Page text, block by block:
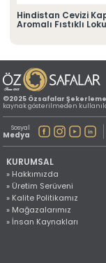
Hindistan Cevizi
Aromalı Fıstıklı
©2025 Özsafalar
kaynak gösterilmeden
Sosyal
Medya
KURUMSAL
» Hakkımızda
» Üretim Serüveni
» Kalite Politikamız
» Mağazalarımız
» İnsan Kaynakları